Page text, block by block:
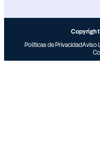
Políticas de PrivacidadAviso